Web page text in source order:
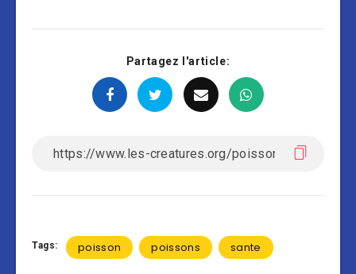
Partagez l'article:
Tags: poisson poissons sante